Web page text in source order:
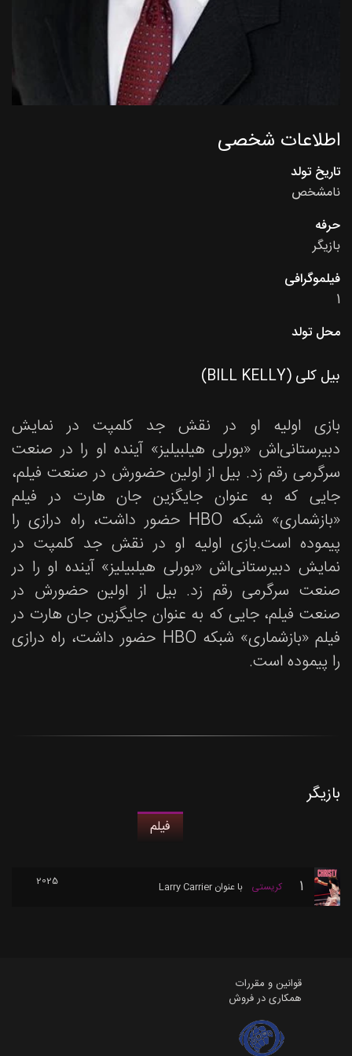
اطلاعات شخصی
تاریخ تولد
نامشخص
حرفه
بازیگر
فیلموگرافی
1
محل تولد
بیل کلی (BILL KELLY)
بازی اولیه او در نقش جد کلمپت در نمایش
دبیرستانی‌اش «بورلی هیلبیلیز» آینده او را در صنعت
سرگرمی رقم زد. بیل از اولین حضورش در صنعت فیلم،
جایی که به عنوان جایگزین جان هارت در فیلم
«بازشماری» شبکه HBO حضور داشت، راه درازی را
پیموده است.بازی اولیه او در نقش جد کلمپت در
نمایش دبیرستانی‌اش «بورلی هیلبیلیز» آینده او را در
صنعت سرگرمی رقم زد. بیل از اولین حضورش در
صنعت فیلم، جایی که به عنوان جایگزین جان هارت در
فیلم «بازشماری» شبکه HBO حضور داشت، راه درازی
را پیموده است.
بازیگر
فیلم
1 کریستی با عنوان Larry Carrier
2025
قوانین و مقررات
همکاری در فروش